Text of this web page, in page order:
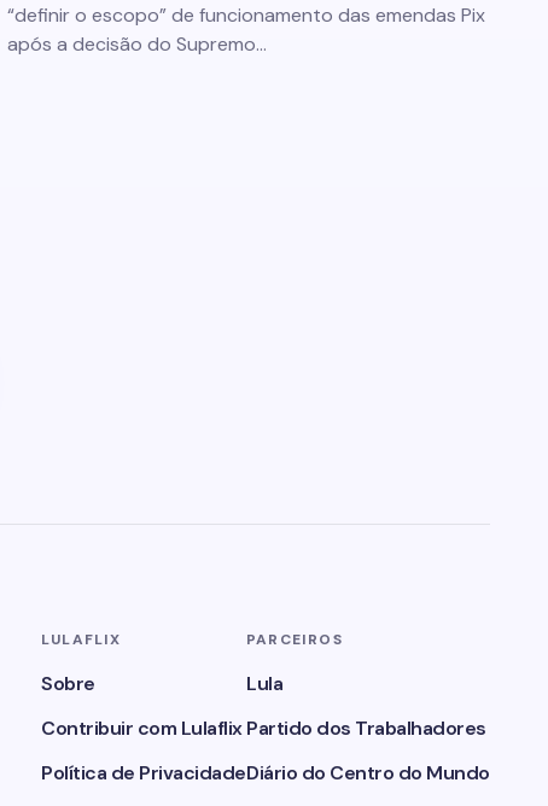
“definir o escopo” de funcionamento das emendas Pix
após a decisão do Supremo…
LULAFLIX
Sobre
Contribuir com Lulaflix
Política de Privacidade
PARCEIROS
Lula
Partido dos Trabalhadores
Diário do Centro do Mundo